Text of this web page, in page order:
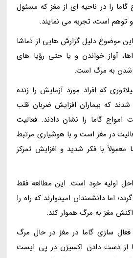
را در ناحیه ای از مغز که مسئول
توهم است، تجربه می نمایند.
موضوع دلیل گزارش هایی از تماشا
آواز خواندن و یا حتی رؤیا های
شدن به مرگ است.
که افراد مورد آزمایش را زنده
که بیماران افزایش ضربان قلب
امواج گاما را نشان دادند. فعالیت
در مغز است و با هوشیاری مرتبط
با فکر شدید و افزایش تمرکز
اولیه خود است. این مطالعه فقط
اما دانشمندان امیدوارند که راه را
مغز به مرگ هموار کند.
سازی گاما در مغز در حال مرگ
از دست دادن اکسیژن در پی ایست